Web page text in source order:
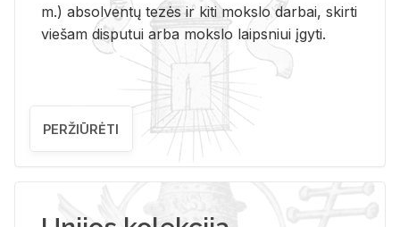
m.) absolventų tezės ir kiti mokslo darbai, skirti
viešam disputui arba mokslo laipsniui įgyti.
PERŽIŪRĖTI